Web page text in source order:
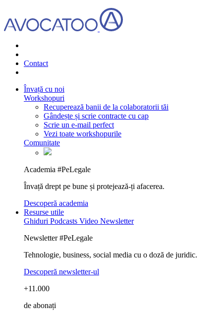
Contact
Învață cu noi
Workshopuri
Recuperează banii de la colaboratorii tăi
Gândește și scrie contracte cu cap
Scrie un e-mail perfect
Vezi toate workshopurile
Comunitate
Academia #PeLegale
Învață drept pe bune și protejează-ți afacerea.
Descoperă academia
Resurse utile
Ghiduri Podcasts Video Newsletter
Newsletter #PeLegale
Tehnologie, business, social media cu o doză de juridic.
Descoperă newsletter-ul
+11.000
de abonați